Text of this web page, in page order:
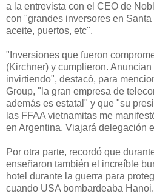
a la entrevista con el CEO de
con "grandes inversores en
aceite, puertos, etc".
"Inversiones que fueron
(Kirchner) y cumplieron.
invirtiendo", destacó, para
Group, "la gran empresa de
además es estatal" y que "su
las FFAA vietnamitas me
en Argentina. Viajará delegación
Por otra parte, recordó que
enseñaron también el increíble
hotel durante la guerra para
cuando USA bombardeaba